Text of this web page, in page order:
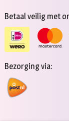
Betaal veilig met
Bezorging via: